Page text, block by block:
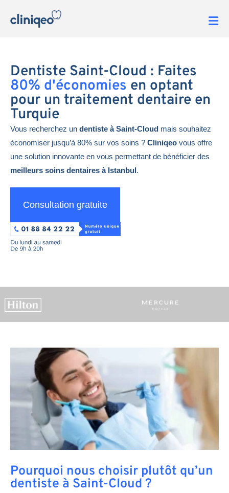
Dentiste Saint-Cloud : Faites
80% d'économies en optant
pour un traitement dentaire en
Turquie
Vous recherchez un dentiste à Saint-Cloud mais souhaitez
économiser jusqu’à 80% sur vos soins ? Cliniqeo vous offre
une solution innovante en vous permettant de bénéficier des
meilleurs soins dentaires à Istanbul.
Consultation gratuite
Pourquoi nous choisir plutôt qu’un
dentiste à Saint-Cloud ?